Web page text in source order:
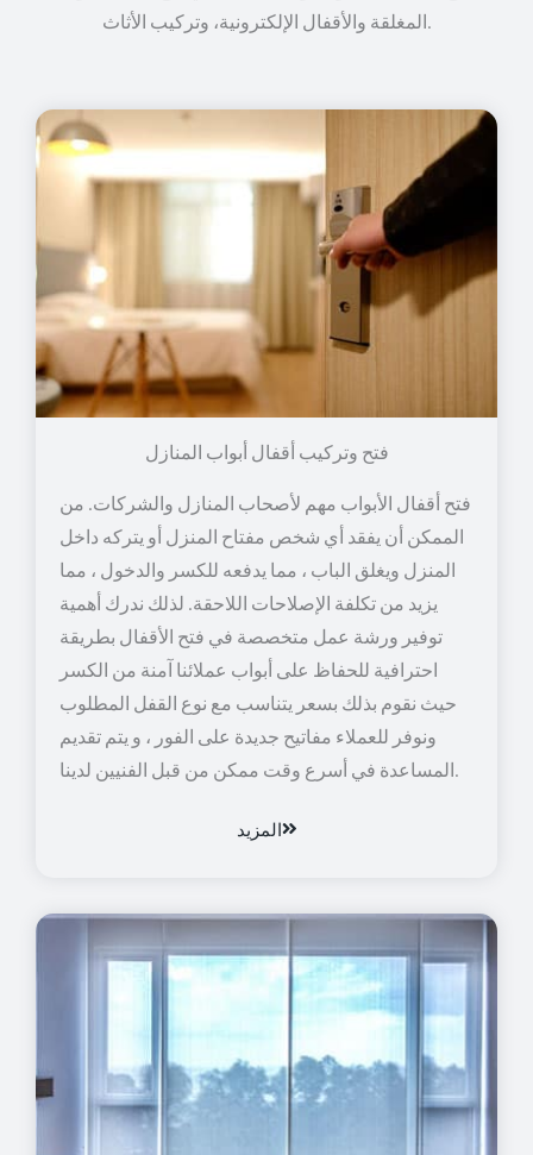
فتح وتركيب أقفال أبواب المنازل
فتح أقفال الأبواب مهم لأصحاب المنازل والشركات. من
الممكن أن يفقد أي شخص مفتاح المنزل أو يتركه داخل
المنزل ويغلق الباب ، مما يدفعه للكسر والدخول ، مما
يزيد من تكلفة الإصلاحات اللاحقة. لذلك ندرك أهمية
توفير ورشة عمل متخصصة في فتح الأقفال بطريقة
احترافية للحفاظ على أبواب عملائنا آمنة من الكسر
حيث نقوم بذلك بسعر يتناسب مع نوع القفل المطلوب
ونوفر للعملاء مفاتيح جديدة على الفور ، و يتم تقديم
المساعدة في أسرع وقت ممكن من قبل الفنيين لدينا.
المزيد